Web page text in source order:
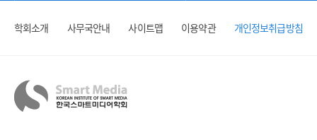
학회소개 사무국안내 사이트맵 이용약관 개인정보취급방침